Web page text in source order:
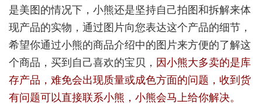
是美图的情况下，小熊还是坚持自己拍图和拆解来体
现产品的实物，通过图片向您表达这个产品的细节，
希望你通过小熊的商品介绍中的图片来方便的了解这
个商品，买到自己喜欢的宝贝， 因小熊大多卖的是库
存产品，难免会出现质量或成色方面的问题，收到货
有问题可以直接联系小熊，小熊会马上给你解决。